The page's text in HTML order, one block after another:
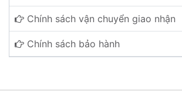
Chính sách vận chuyển giao nhận
Chính sách bảo hành